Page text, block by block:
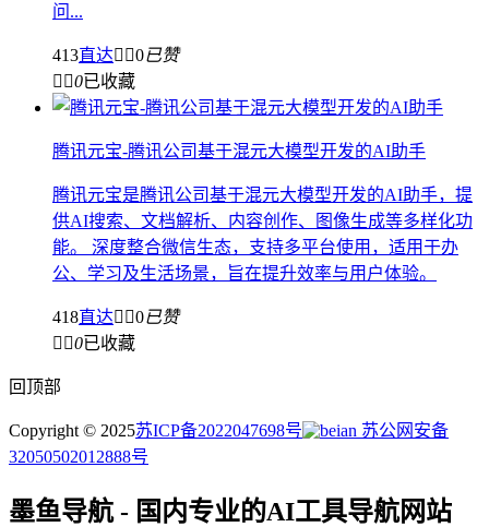
问...
413直达 0已赞
 0已收藏
腾讯元宝-腾讯公司基于混元大模型开发的AI助手
腾讯元宝是腾讯公司基于混元大模型开发的AI助手，提
供AI搜索、文档解析、内容创作、图像生成等多样化功
能。 深度整合微信生态，支持多平台使用，适用于办
公、学习及生活场景，旨在提升效率与用户体验。
418直达 0已赞
 0已收藏
回顶部
Copyright © 2025苏ICP备2022047698号
苏公网安备
32050502012888号
墨鱼导航 - 国内专业的AI工具导航网站